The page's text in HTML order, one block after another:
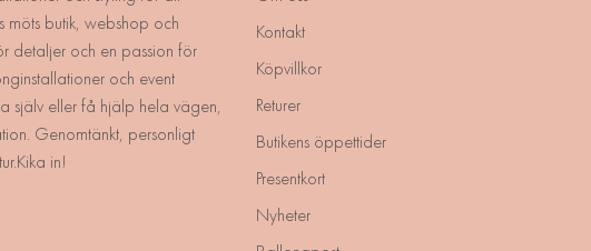
möts butik, webshop och
detaljer och en passion för
och event
själv eller få hjälp hela vägen,
Genomtänkt, personligt
in!
Kontakt
Köpvillkor
Returer
Butikens öppettider
Presentkort
Nyheter